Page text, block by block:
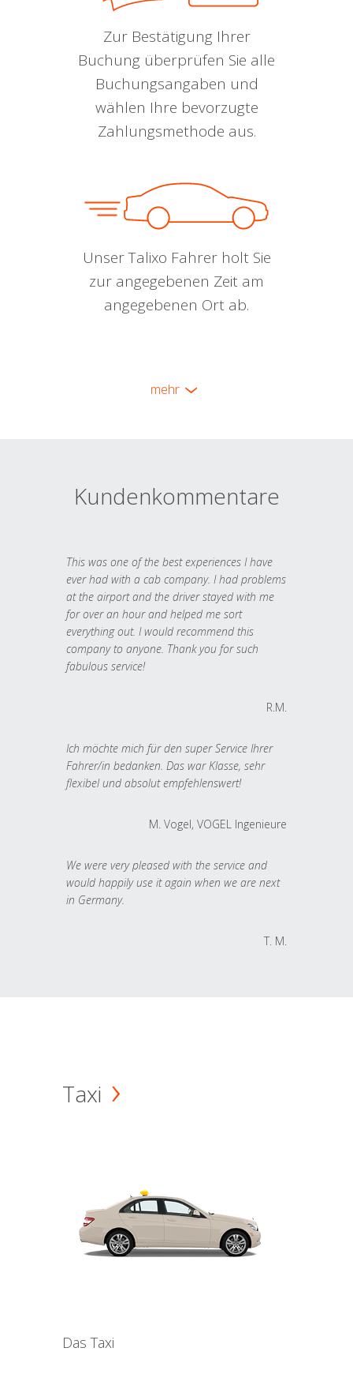
Zur Bestätigung Ihrer
Buchung überprüfen Sie alle
Buchungsangaben und
wählen Ihre bevorzugte
Zahlungsmethode aus.
Unser Talixo Fahrer holt Sie
zur angegebenen Zeit am
angegebenen Ort ab.
mehr
Kundenkommentare
This was one of the best experiences I have
ever had with a cab company. I had problems
at the airport and the driver stayed with me
for over an hour and helped me sort
everything out. I would recommend this
company to anyone. Thank you for such
fabulous service!
R.M.
Ich möchte mich für den super Service Ihrer
Fahrer/in bedanken. Das war Klasse, sehr
flexibel und absolut empfehlenswert!
M. Vogel, VOGEL Ingenieure
We were very pleased with the service and
would happily use it again when we are next
in Germany.
T. M.
Taxi
Das Taxi